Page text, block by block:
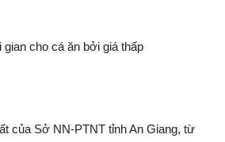
gian cho cá ăn bởi giá thấp
của Sở NN-PTNT tỉnh An Giang, từ